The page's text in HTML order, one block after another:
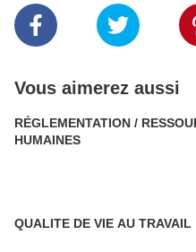
Vous aimerez aussi
RÉGLEMENTATION /
HUMAINES
QUALITE DE VIE AU TRAVAIL